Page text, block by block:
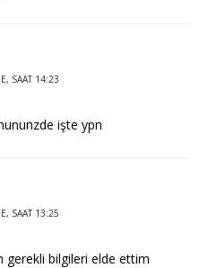
SAAT 14:23
işte ypn
SAAT 13:25
gerekli bilgileri elde ettim